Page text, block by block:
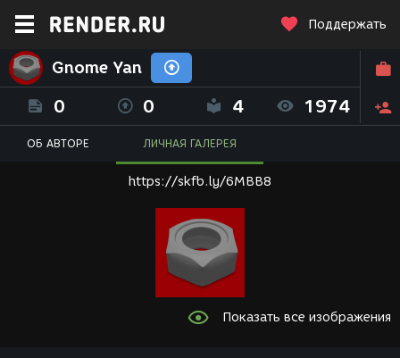
Поддержать
Gnome Yan
0 0 4 1974
ОБ АВТОРЕ ЛИЧНАЯ ГАЛЕРЕЯ
https://skfb.ly/6MBB8
Показать все изображения